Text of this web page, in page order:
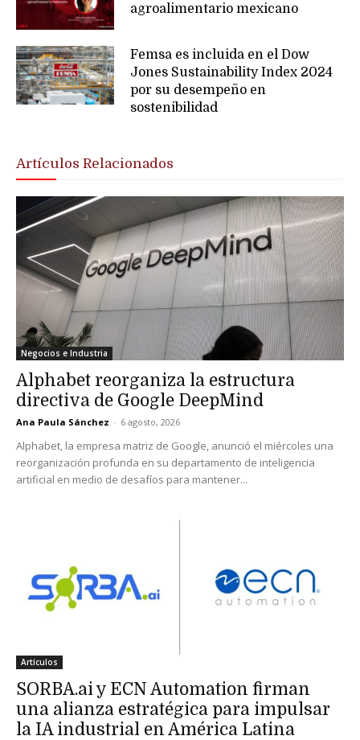
agroalimentario mexicano
Femsa es incluida en el Dow
Jones Sustainability Index 2024
por su desempeño en
sostenibilidad
Artículos Relacionados
Negocios e Industria
Alphabet reorganiza la estructura
directiva de Google DeepMind
Ana Paula Sánchez - 6 agosto, 2026
Alphabet, la empresa matriz de Google, anunció el miércoles una
reorganización profunda en su departamento de inteligencia
artificial en medio de desafíos para mantener...
Artículos
SORBA.ai y ECN Automation firman
una alianza estratégica para impulsar
la IA industrial en América Latina